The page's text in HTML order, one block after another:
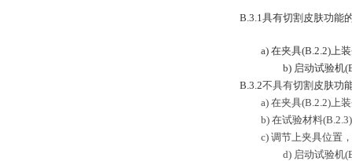
B.3.1具有切割皮肤功能
a) 在夹具(B.2.2)上
b) 启动试验机
B.3.2不具有切割皮肤功
a) 在夹具(B.2.2)上
b) 在试验材料(B.2.3)
c) 调节上夹具位置
d) 启动试验机